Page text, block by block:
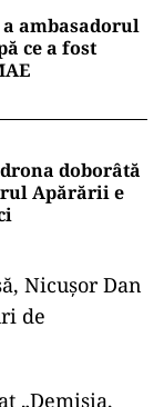
a ambasadorul
ce a fost
doborâtă
Apărării e
Nicușor Dan
de
„Demisia,